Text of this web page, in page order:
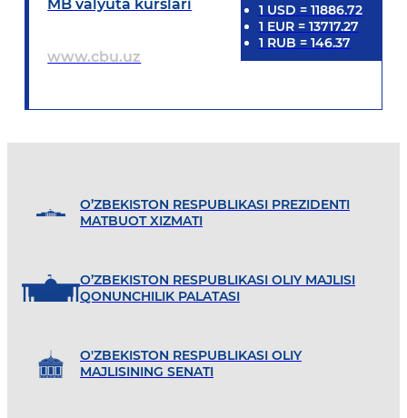
MB valyuta kurslari
www.cbu.uz
1 USD = 11886.72
1 EUR= 13717.27
1 RUB = 146.37
O’ZBEKISTON RESPUBLIKASI PREZIDENTI
MATBUOT XIZMATI
O’ZBEKISTON RESPUBLIKASI OLIY MAJLISI
QONUNCHILIK PALATASI
O'ZBEKISTON RESPUBLIKASI OLIY
MAJLISINING SENATI